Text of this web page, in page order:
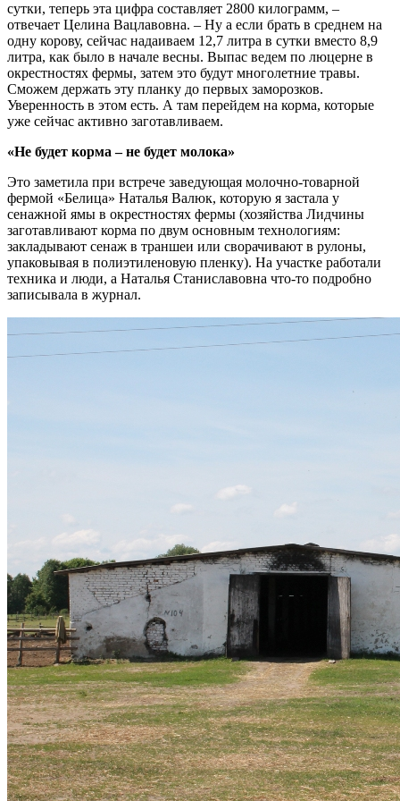
сутки, теперь эта цифра составляет 2800 килограмм, –
отвечает Целина Вацлавовна. – Ну а если брать в среднем на
одну корову, сейчас надаиваем 12,7 литра в сутки вместо 8,9
литра, как было в начале весны. Выпас ведем по люцерне в
окрестностях фермы, затем это будут многолетние травы.
Сможем держать эту планку до первых заморозков.
Уверенность в этом есть. А там перейдем на корма, которые
уже сейчас активно заготавливаем.
«Не будет корма – не будет молока»
Это заметила при встрече заведующая молочно-товарной
фермой «Белица» Наталья Валюк, которую я застала у
сенажной ямы в окрестностях фермы (хозяйства Лидчины
заготавливают корма по двум основным технологиям:
закладывают сенаж в траншеи или сворачивают в рулоны,
упаковывая в полиэтиленовую пленку). На участке работали
техника и люди, а Наталья Станиславовна что-то подробно
записывала в журнал.